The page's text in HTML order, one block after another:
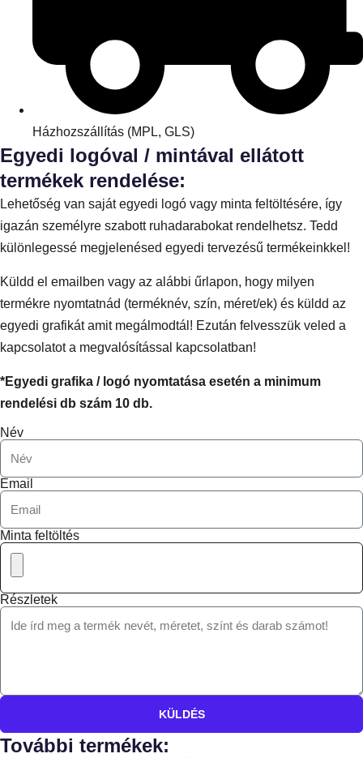
Házhozszállítás (MPL, GLS)
Egyedi logóval / mintával ellátott
termékek rendelése:
Lehetőség van saját egyedi logó vagy minta feltöltésére, így
igazán személyre szabott ruhadarabokat rendelhetsz. Tedd
különlegessé megjelenésed egyedi tervezésű termékeinkkel!
Küldd el emailben vagy az alábbi űrlapon, hogy milyen
termékre nyomtatnád (terméknév, szín, méret/ek) és küldd az
egyedi grafikát amit megálmodtál! Ezután felvesszük veled a
kapcsolatot a megvalósítással kapcsolatban!
*Egyedi grafika / logó nyomtatása esetén a minimum
rendelési db szám 10 db.
Név
Email
Minta feltöltés
Részletek
KÜLDÉS
További termékek: